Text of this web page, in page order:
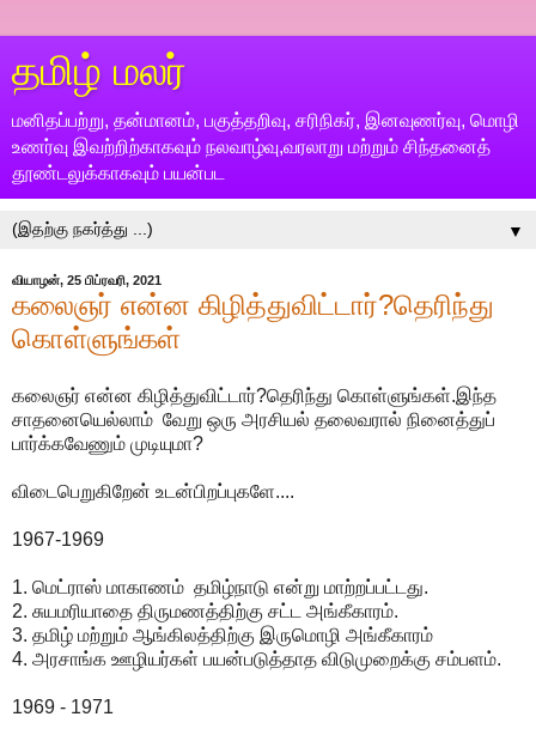
தமிழ் மலர்
மனிதப்பற்று, தன்மானம், பகுத்தறிவு, சரிநிகர், இனவுணர்வு, மொழி
உணர்வு இவற்றிற்காகவும் நலவாழ்வு,வரலாறு மற்றும் சிந்தனைத்
தூண்டலுக்காகவும் பயன்பட
▼
வியாழன், 25 பிப்ரவரி, 2021
கலைஞர் என்ன கிழித்துவிட்டார்?தெரிந்து
கொள்ளுங்கள்
கலைஞர் என்ன கிழித்துவிட்டார்?தெரிந்து கொள்ளுங்கள்.இந்த
சாதனையெல்லாம் வேறு ஒரு அரசியல் தலைவரால் நினைத்துப்
பார்க்கவேணும் முடியுமா?
விடைபெறுகிறேன் உடன்பிறப்புகளே....
1967-1969
1. மெட்ராஸ் மாகாணம் தமிழ்நாடு என்று மாற்றப்பட்டது.
2. சுயமரியாதை திருமணத்திற்கு சட்ட அங்கீகாரம்.
3. தமிழ் மற்றும் ஆங்கிலத்திற்கு இருமொழி அங்கீகாரம்
4. அரசாங்க ஊழியர்கள் பயன்படுத்தாத விடுமுறைக்கு சம்பளம்.
1969 - 1971